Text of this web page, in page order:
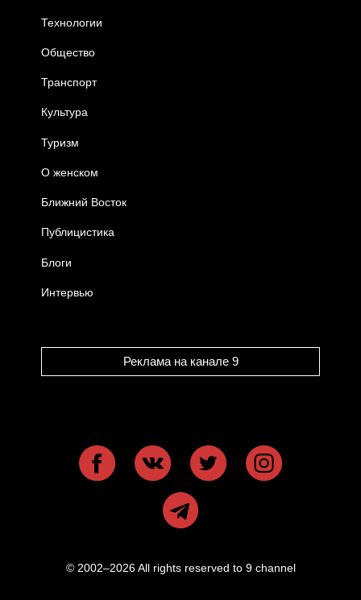
Технологии
Общество
Транспорт
Культура
Туризм
О женском
Ближний Восток
Публицистика
Блоги
Интервью
Реклама на канале 9
© 2002–2026 All rights reserved to 9 channel